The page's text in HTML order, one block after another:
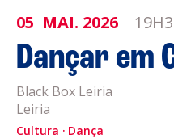
Sobre a
Promotores
Clubes Desportivos
05 MAI. 2026
Dançar em
Black Box Leiria
Leiria
Cultura Dança
ROTEIROS EXISTENTES
CRIAR NOVO